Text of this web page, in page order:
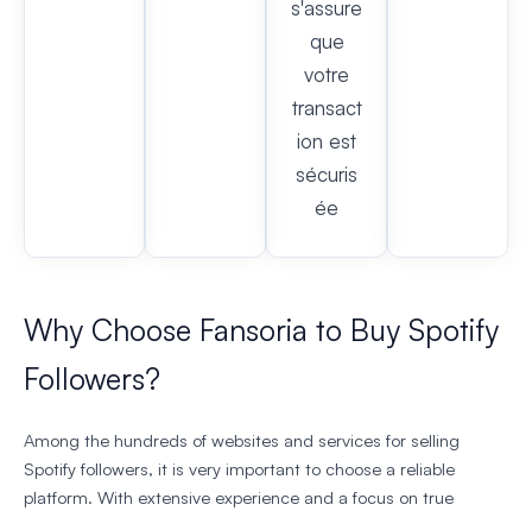
s'assure
que
votre
transact
ion est
sécuris
ée
Why Choose Fansoria to Buy Spotify
Followers?
Among the hundreds of websites and services for selling
Spotify followers, it is very important to choose a reliable
platform. With extensive experience and a focus on true